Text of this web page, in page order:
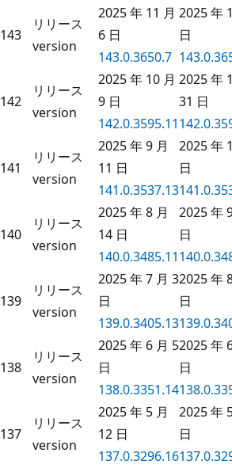
143
リリース
version
2025 年 11 月
6 日
143.0.3650.7
2025 年
日
142
リリース
version
2025 年 10 月
9 日
142.0.3595.11
2025 年
31 日
141
リリース
version
2025 年 9 月
11 日
141.0.3537.13
2025 年
日
140
リリース
version
2025 年 8 月
14 日
140.0.3485.11
2025 年
日
139
リリース
version
2025 年 7 月 3
日
139.0.3405.13
2025 年
日
138
リリース
version
2025 年 6 月 5
日
138.0.3351.14
2025 年
日
137
リリース
version
2025 年 5 月
12 日
137.0.3296.16
2025 年
日